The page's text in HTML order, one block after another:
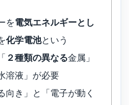
を電気エネルギーとし
化学電池という
２種類の異なる金属」
溶液」が必要
向き」と「電子が動く